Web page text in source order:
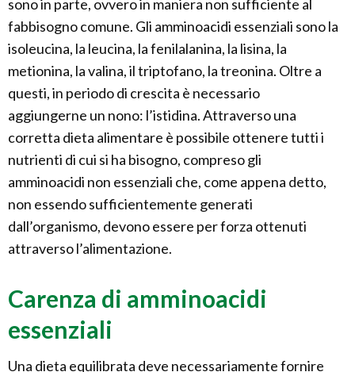
sono in parte, ovvero in maniera non sufficiente al
fabbisogno comune. Gli amminoacidi essenziali sono la
isoleucina, la leucina, la fenilalanina, la lisina, la
metionina, la valina, il triptofano, la treonina. Oltre a
questi, in periodo di crescita è necessario
aggiungerne un nono: l’istidina. Attraverso una
corretta dieta alimentare è possibile ottenere tutti i
nutrienti di cui si ha bisogno, compreso gli
amminoacidi non essenziali che, come appena detto,
non essendo sufficientemente generati
dall’organismo, devono essere per forza ottenuti
attraverso l’alimentazione.
Carenza di amminoacidi
essenziali
Una dieta equilibrata deve necessariamente fornire